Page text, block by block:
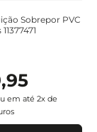
Sobrepor PVC
,95
em até 2x de